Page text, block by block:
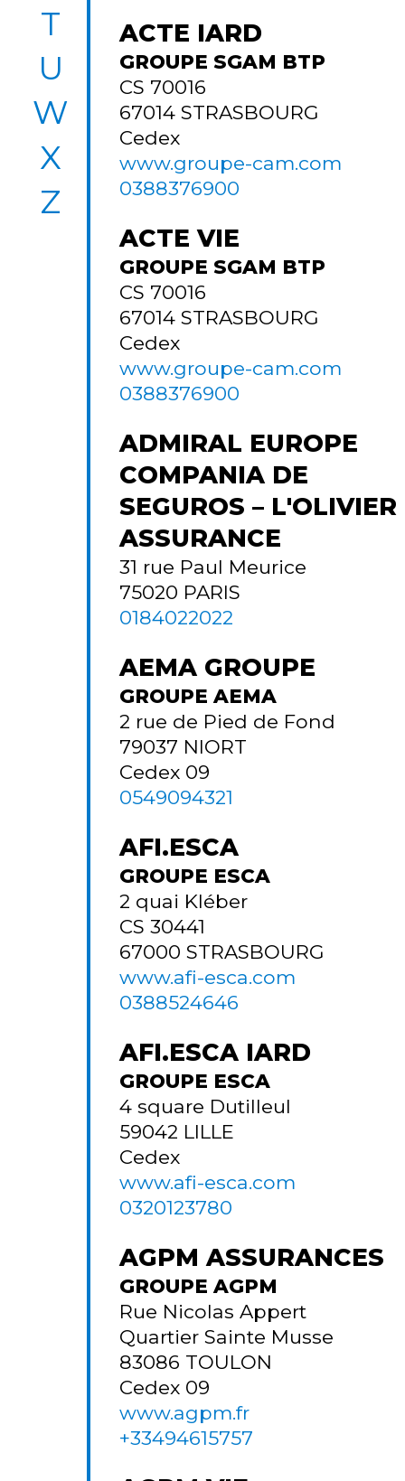
T
U
W
X
Z
ACTE IARD
GROUPE SGAM BTP
CS 70016
67014 STRASBOURG
Cedex
www.groupe-cam.com
0388376900
ACTE VIE
GROUPE SGAM BTP
CS 70016
67014 STRASBOURG
Cedex
www.groupe-cam.com
0388376900
ADMIRAL EUROPE
COMPANIA DE
SEGUROS – L'OLIVIER
ASSURANCE
31 rue Paul Meurice
75020 PARIS
0184022022
AEMA GROUPE
GROUPE AEMA
2 rue de Pied de Fond
79037 NIORT
Cedex 09
0549094321
AFI.ESCA
GROUPE ESCA
2 quai Kléber
CS 30441
67000 STRASBOURG
www.afi-esca.com
0388524646
AFI.ESCA IARD
GROUPE ESCA
4 square Dutilleul
59042 LILLE
Cedex
www.afi-esca.com
0320123780
AGPM ASSURANCES
GROUPE AGPM
Rue Nicolas Appert
Quartier Sainte Musse
83086 TOULON
Cedex 09
www.agpm.fr
+33494615757